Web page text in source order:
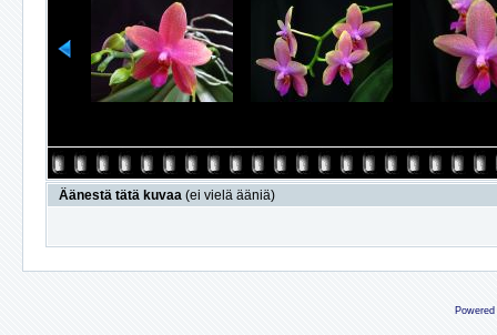
Äänestä tätä kuvaa (ei vielä ääniä)